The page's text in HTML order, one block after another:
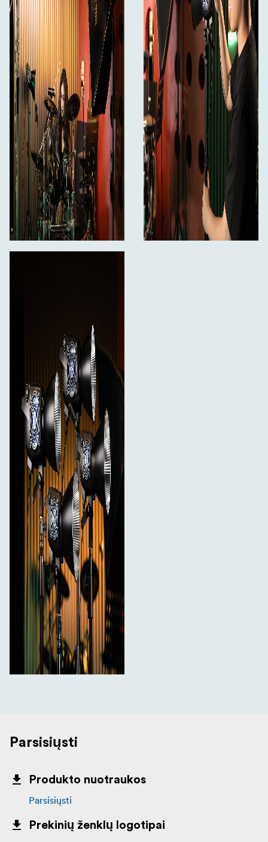
Parsisiųsti
Produkto nuotraukos
Parsisiųsti
Prekinių ženklų logotipai